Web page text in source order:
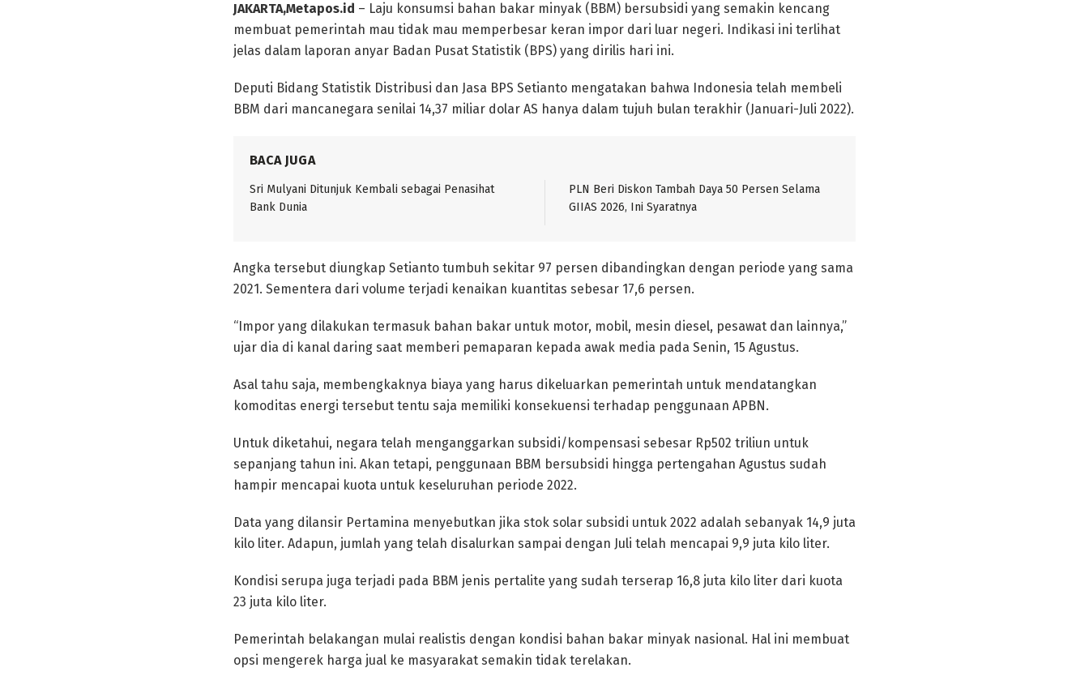
JAKARTA,Metapos.id – Laju konsumsi bahan bakar minyak (BBM) bersubsidi yang semakin kencang
membuat pemerintah mau tidak mau memperbesar keran impor dari luar negeri. Indikasi ini terlihat
jelas dalam laporan anyar Badan Pusat Statistik (BPS) yang dirilis hari ini.
Deputi Bidang Statistik Distribusi dan Jasa BPS Setianto mengatakan bahwa Indonesia telah membeli
BBM dari mancanegara senilai 14,37 miliar dolar AS hanya dalam tujuh bulan terakhir (Januari-Juli 2022).
BACA JUGA
Sri Mulyani Ditunjuk Kembali sebagai Penasihat
Bank Dunia
PLN Beri Diskon Tambah Daya 50 Persen Selama
GIIAS 2026, Ini Syaratnya
Angka tersebut diungkap Setianto tumbuh sekitar 97 persen dibandingkan dengan periode yang sama
2021. Sementera dari volume terjadi kenaikan kuantitas sebesar 17,6 persen.
“Impor yang dilakukan termasuk bahan bakar untuk motor, mobil, mesin diesel, pesawat dan lainnya,”
ujar dia di kanal daring saat memberi pemaparan kepada awak media pada Senin, 15 Agustus.
Asal tahu saja, membengkaknya biaya yang harus dikeluarkan pemerintah untuk mendatangkan
komoditas energi tersebut tentu saja memiliki konsekuensi terhadap penggunaan APBN.
Untuk diketahui, negara telah menganggarkan subsidi/kompensasi sebesar Rp502 triliun untuk
sepanjang tahun ini. Akan tetapi, penggunaan BBM bersubsidi hingga pertengahan Agustus sudah
hampir mencapai kuota untuk keseluruhan periode 2022.
Data yang dilansir Pertamina menyebutkan jika stok solar subsidi untuk 2022 adalah sebanyak 14,9 juta
kilo liter. Adapun, jumlah yang telah disalurkan sampai dengan Juli telah mencapai 9,9 juta kilo liter.
Kondisi serupa juga terjadi pada BBM jenis pertalite yang sudah terserap 16,8 juta kilo liter dari kuota
23 juta kilo liter.
Pemerintah belakangan mulai realistis dengan kondisi bahan bakar minyak nasional. Hal ini membuat
opsi mengerek harga jual ke masyarakat semakin tidak terelakan.